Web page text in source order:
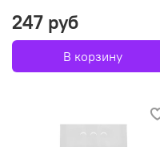
247 руб
В корзину